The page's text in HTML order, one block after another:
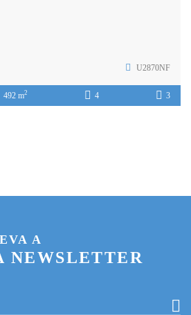
U2870NF
492 m2 4 3
A
NEWSLETTER